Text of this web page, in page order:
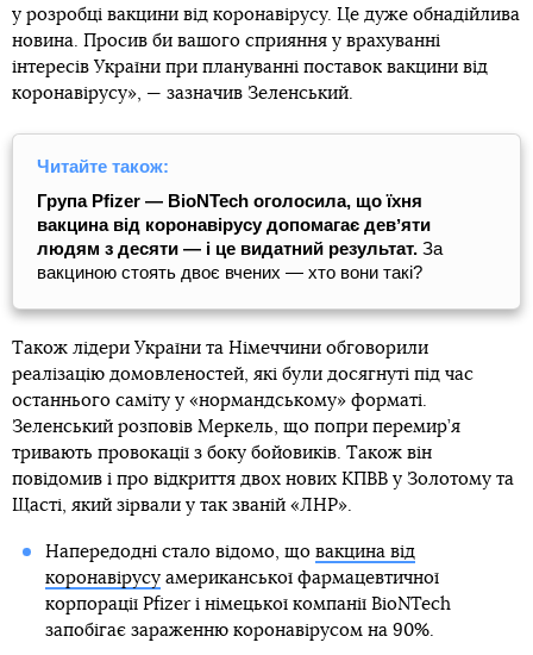
у розробці вакцини від коронавірусу. Це дуже обнадійлива
новина. Просив би вашого сприяння у врахуванні
інтересів України при плануванні поставок вакцини від
коронавірусу», — зазначив Зеленський.
Читайте також:
Група Pfizer — BioNTech оголосила, що їхня
вакцина від коронавірусу допомагає девʼяти
людям з десяти — і це видатний результат. За
вакциною стоять двоє вчених — хто вони такі?
Також лідери України та Німеччини обговорили
реалізацію домовленостей, які були досягнуті під час
останнього саміту у «нормандському» форматі.
Зеленський розповів Меркель, що попри перемир’я
тривають провокації з боку бойовиків. Також він
повідомив і про відкриття двох нових КПВВ у Золотому та
Щасті, який зірвали у так званій «ЛНР».
Напередодні стало відомо, що вакцина від
коронавірусуамериканської фармацевтичної
корпорації Pfizer і німецької компанії BioNTech
запобігає зараженню коронавірусом на 90%.